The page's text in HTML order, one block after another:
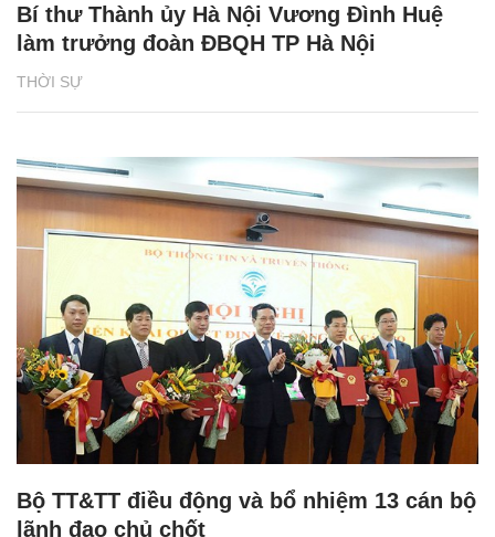
THỜI SỰ
Bí thư Thành ủy Hà Nội Vương Đình Huệ
làm trưởng đoàn ĐBQH TP Hà Nội
Bộ TT&TT điều động và bổ nhiệm 13 cán bộ
lãnh đạo chủ chốt